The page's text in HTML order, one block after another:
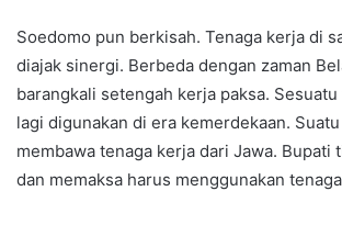
Soedomo pun berkisah. Tenaga kerja di
diajak sinergi. Berbeda dengan zaman
barangkali setengah kerja paksa.
lagi digunakan di era kemerdekaan.
membawa tenaga kerja dari Jawa. Bupati
dan memaksa harus menggunakan